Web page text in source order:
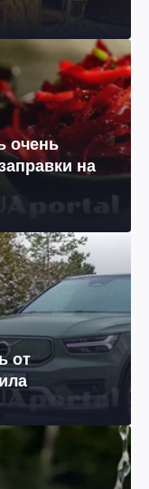
очень
на
от